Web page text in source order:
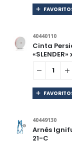
40440110
Cinta
«SLENDER»
40449130
Arnés
21-C